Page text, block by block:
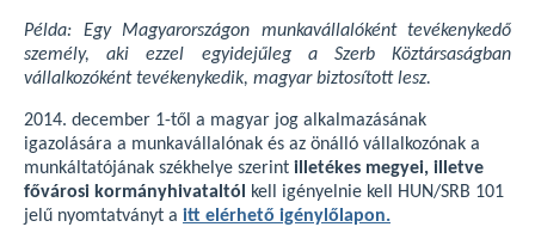
Példa: Egy Magyarországon munkavállalóként tevékenykedő
személy, aki ezzel egyidejűleg a Szerb Köztársaságban
vállalkozóként tevékenykedik, magyar biztosított lesz.
2014. december 1-től a magyar jog alkalmazásának
igazolására a munkavállalónak és az önálló vállalkozónak a
munkáltatójának székhelye szerint illetékes megyei, illetve
fővárosi kormányhivataltól
kell igényelnie kell HUN/SRB 101
jelű nyomtatványt a itt elérhető igénylőlapon.